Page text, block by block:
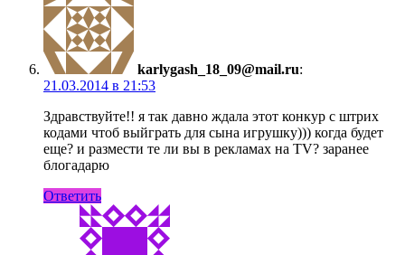
karlygash_18_09@mail.ru:
21.03.2014 в 21:53
Здравствуйте!! я так давно ждала этот конкур с штрих
кодами чтоб выйграть для сына игрушку))) когда будет
еще? и размести те ли вы в рекламах на TV? заранее
блогадарю
Ответить